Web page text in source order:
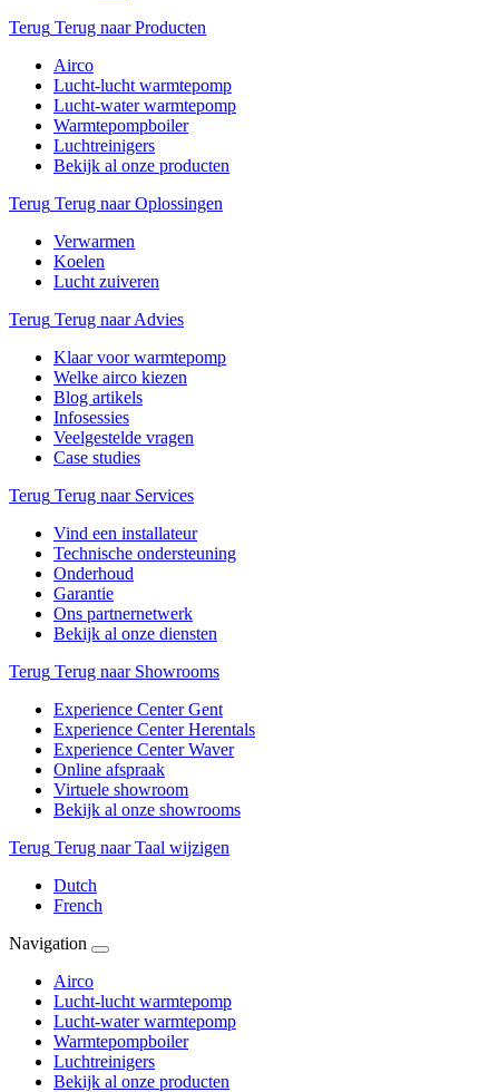
Terug Terug naar Producten
Airco
Lucht-lucht warmtepomp
Lucht-water warmtepomp
Warmtepompboiler
Luchtreinigers
Bekijk al onze producten
Terug Terug naar Oplossingen
Verwarmen
Koelen
Lucht zuiveren
Terug Terug naar Advies
Klaar voor warmtepomp
Welke airco kiezen
Blog artikels
Infosessies
Veelgestelde vragen
Case studies
Terug Terug naar Services
Vind een installateur
Technische ondersteuning
Onderhoud
Garantie
Ons partnernetwerk
Bekijk al onze diensten
Terug Terug naar Showrooms
Experience Center Gent
Experience Center Herentals
Experience Center Waver
Online afspraak
Virtuele showroom
Bekijk al onze showrooms
Terug Terug naar Taal wijzigen
Dutch
French
Navigation
Airco
Lucht-lucht warmtepomp
Lucht-water warmtepomp
Warmtepompboiler
Luchtreinigers
Bekijk al onze producten